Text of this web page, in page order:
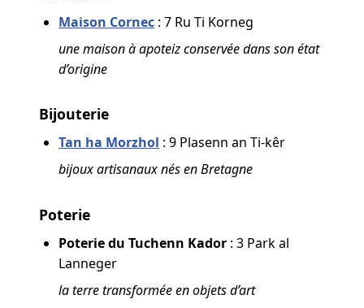
Maison Cornec : 7 Ru Ti Korneg
une maison à apoteiz conservée dans son état
d’origine
Bijouterie
Tan ha Morzhol : 9 Plasenn an Ti-kêr
bijoux artisanaux nés en Bretagne
Poterie
Poterie du Tuchenn Kador : 3 Park al
Lanneger
la terre transformée en objets d’art